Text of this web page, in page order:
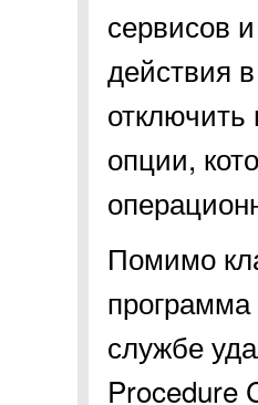
сервисов
действия
отключить
опции,
Помимо
службе
Procedure